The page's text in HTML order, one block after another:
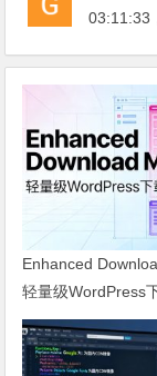
03:11:33
Enhanced
轻量级WordPress